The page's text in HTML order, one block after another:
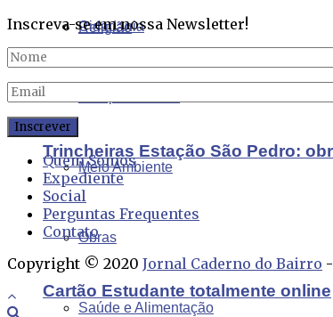
Religião
Trincheiras Estação São Pedro:
Cartão Estudante totalmente online
Cidadania
Meio Ambiente
Obras
Saúde e Alimentação
Inscreva-se em nossa Newsletter!
Quem Somos
Expediente
Social
Perguntas Frequentes
Contato
Copyright © 2020 Jornal Caderno do Bairro